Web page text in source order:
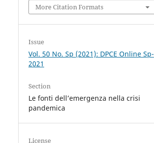
More Citation Formats
Issue
Vol. 50 No. Sp (2021): DPCE Online Sp-
2021
Section
Le fonti dell’emergenza nella crisi
pandemica
License